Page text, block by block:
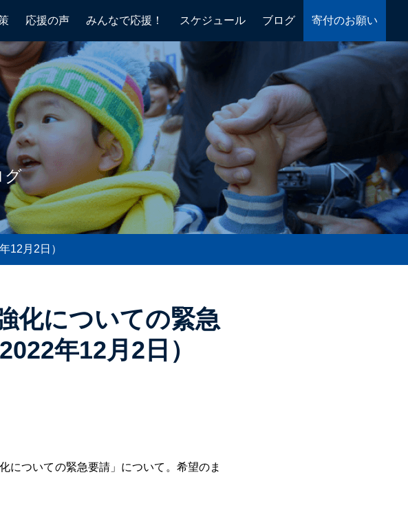
応援の声 みんなで応援！ スケジュール ブログ 寄付のお願い
グ
12月2日）
化についての緊急
年12月2日）
ついての緊急要請」について。希望のま